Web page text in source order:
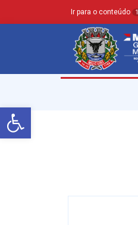
Ir para o conteúdo 1
Barra de Ferramentas Aberta